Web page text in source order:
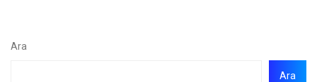
Ara
Ara